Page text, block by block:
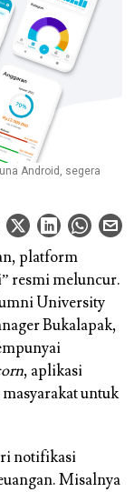
Android, segera
platform
resmi meluncur.
University
Bukalapak,
, aplikasi
untuk
notifikasi
Misalnya